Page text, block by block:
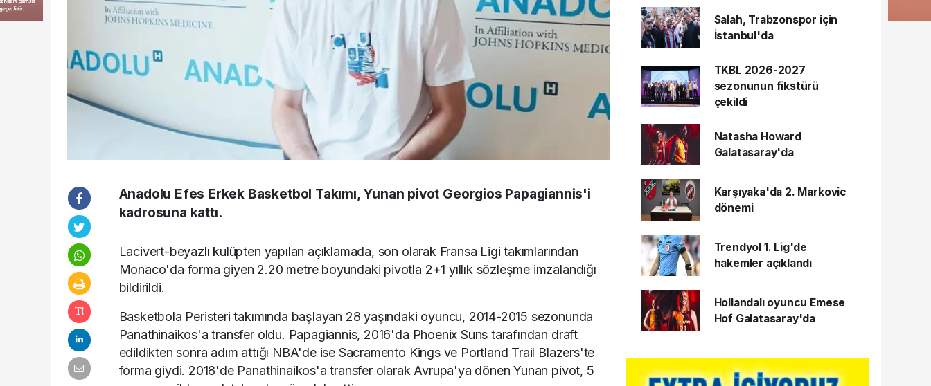
Anadolu Efes Erkek Basketbol Takımı, Yunan pivot Georgios Papagiannis'i
kadrosuna kattı.
Lacivert-beyazlı kulüpten yapılan açıklamada, son olarak Fransa Ligi takımlarından
Monaco'da forma giyen 2.20 metre boyundaki pivotla 2+1 yıllık sözleşme imzalandığı
bildirildi.
Basketbola Peristeri takımında başlayan 28 yaşındaki oyuncu, 2014-2015 sezonunda
Panathinaikos'a transfer oldu. Papagiannis, 2016'da Phoenix Suns tarafından draft
edildikten sonra adım attığı NBA'de ise Sacramento Kings ve Portland Trail Blazers'te
forma giydi. 2018'de Panathinaikos'a transfer olarak Avrupa'ya dönen Yunan pivot, 5
Salah, Trabzonspor için
İstanbul'da
TKBL 2026-2027
sezonunun fikstürü
çekildi
Natasha Howard
Galatasaray'da
Karşıyaka'da 2. Markovic
dönemi
Trendyol 1. Lig'de
hakemler açıklandı
Hollandalı oyuncu Emese
Hof Galatasaray'da